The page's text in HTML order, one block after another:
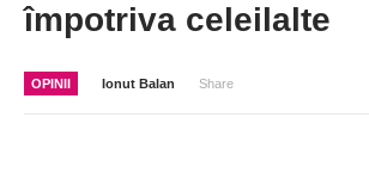
STIRI
CURS VALUTAR IN TIMP REAL
împotriva celeilalte
OPINII Ionut Balan Share